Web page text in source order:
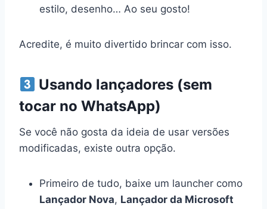
estilo, desenho… Ao seu gosto!
Acredite, é muito divertido brincar com isso.
Usando lançadores (sem
tocar no WhatsApp)
Se você não gosta da ideia de usar versões
modificadas, existe outra opção.
Primeiro de tudo, baixe um launcher como
Lançador Nova, Lançador da Microsoft